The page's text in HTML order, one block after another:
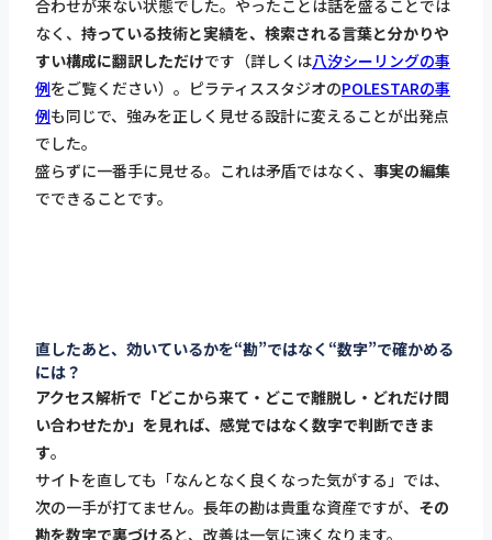
合わせが来ない状態でした。やったことは話を盛ることでは
なく、 持っている技術と実績を、検索される言葉と分かりや
すい構成に翻訳しただけです（詳しくは八汐シーリングの事
例をご覧ください）。ピラティススタジオのPOLESTARの事
例も同じで、強みを正しく見せる設計に変えることが出発点
でした。
盛らずに一番手に見せる。これは矛盾ではなく、 事実の編集
でできることです。
直したあと、効いているかを“勘”ではなく“数字”で確かめる
には？
アクセス解析で「どこから来て・どこで離脱し・どれだけ問
い合わせたか」を見れば、感覚ではなく数字で判断できま
す。
サイトを直しても「なんとなく良くなった気がする」では、
次の一手が打てません。長年の勘は貴重な資産ですが、 その
勘を数字で裏づけると、改善は一気に速くなります。